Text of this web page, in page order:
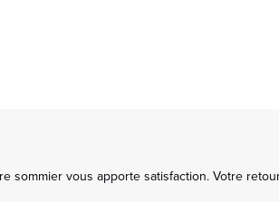
sommier vous apporte satisfaction. Votre